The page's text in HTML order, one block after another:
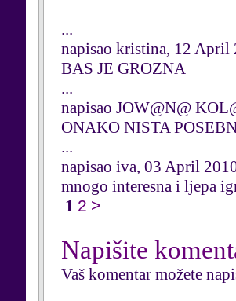
...
napisao kristina, 12 April
BAS JE GROZNA
...
napisao JOW@N@
ONAKO NISTA
...
napisao iva, 03 April
mnogo interesna i ljepa
1 2 >
Napišite
Vaš komentar možete